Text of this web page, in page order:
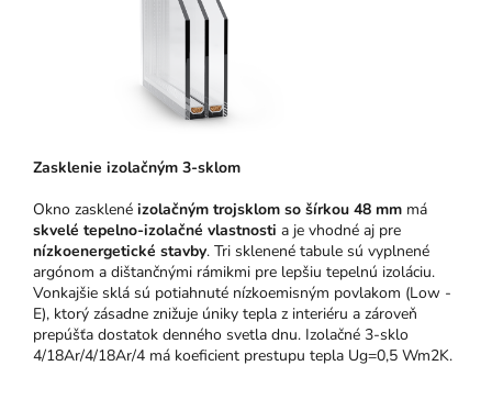
Zasklenie izolačným 3-sklom
Okno zasklené izolačným trojsklom so šírkou 48 mm má
skvelé tepelno-izolačné vlastnosti a je vhodné aj pre
nízkoenergetické stavby. Tri sklenené tabule sú vyplnené
argónom a dištančnými rámikmi pre lepšiu tepelnú izoláciu.
Vonkajšie sklá sú potiahnuté nízkoemisným povlakom (Low -
E), ktorý zásadne znižuje úniky tepla z interiéru a zároveň
prepúšťa dostatok denného svetla dnu. Izolačné 3-sklo
4/18Ar/4/18Ar/4 má koeficient prestupu tepla Ug=0,5 Wm2K.